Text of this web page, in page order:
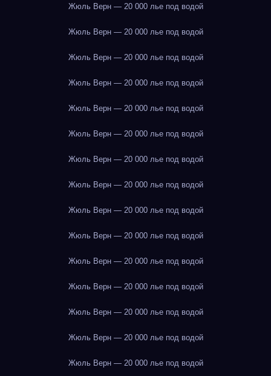
Жюль Верн — 20 000 лье под водой
Жюль Верн — 20 000 лье под водой
Жюль Верн — 20 000 лье под водой
Жюль Верн — 20 000 лье под водой
Жюль Верн — 20 000 лье под водой
Жюль Верн — 20 000 лье под водой
Жюль Верн — 20 000 лье под водой
Жюль Верн — 20 000 лье под водой
Жюль Верн — 20 000 лье под водой
Жюль Верн — 20 000 лье под водой
Жюль Верн — 20 000 лье под водой
Жюль Верн — 20 000 лье под водой
Жюль Верн — 20 000 лье под водой
Жюль Верн — 20 000 лье под водой
Жюль Верн — 20 000 лье под водой